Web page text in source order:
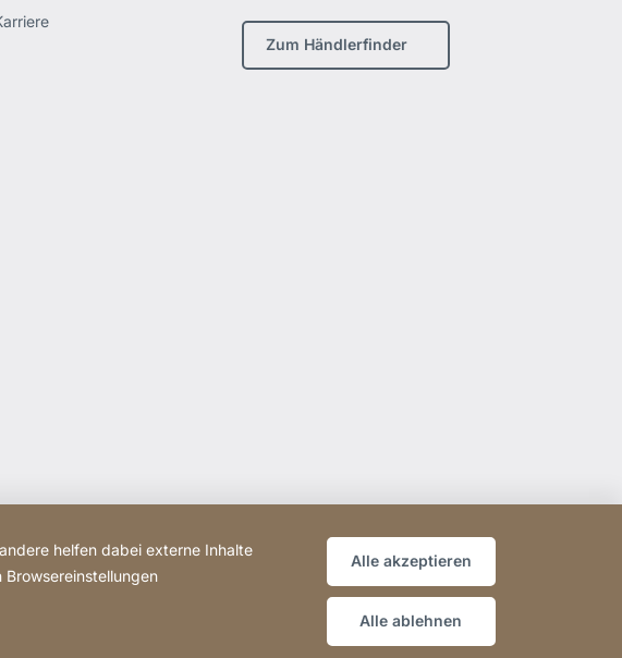
Zum Händlerfinder
[Website
helfen dabei externe Inhalte
Alle akzeptieren
Alle ablehnen